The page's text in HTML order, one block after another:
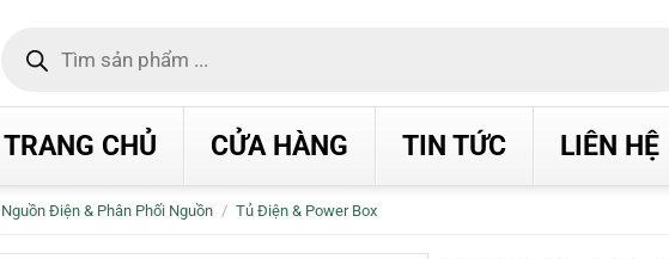
kiếm
TRANG CHỦ CỬA HÀNG TIN TỨC LIÊN HỆ
Nguồn Điện & Phân Phối Nguồn / Tủ Điện & Power Box